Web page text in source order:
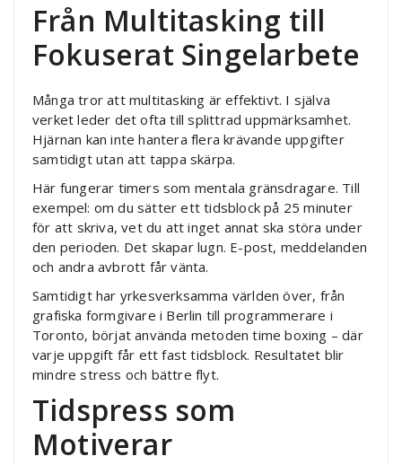
Från Multitasking till
Fokuserat Singelarbete
Många tror att multitasking är effektivt. I själva
verket leder det ofta till splittrad uppmärksamhet.
Hjärnan kan inte hantera flera krävande uppgifter
samtidigt utan att tappa skärpa.
Här fungerar timers som mentala gränsdragare. Till
exempel: om du sätter ett tidsblock på 25 minuter
för att skriva, vet du att inget annat ska störa under
den perioden. Det skapar lugn. E-post, meddelanden
och andra avbrott får vänta.
Samtidigt har yrkesverksamma världen över, från
grafiska formgivare i Berlin till programmerare i
Toronto, börjat använda metoden time boxing – där
varje uppgift får ett fast tidsblock. Resultatet blir
mindre stress och bättre flyt.
Tidspress som
Motiverar